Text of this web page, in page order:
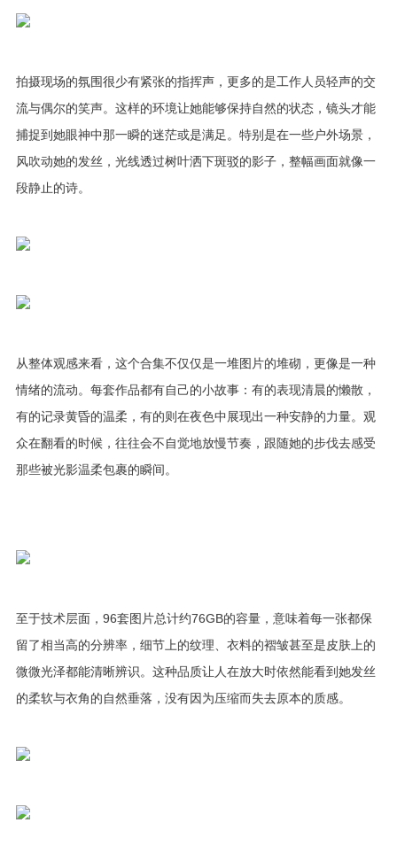
拍摄现场的氛围很少有紧张的指挥声，更多的是工作人员轻声的交
流与偶尔的笑声。这样的环境让她能够保持自然的状态，镜头才能
捕捉到她眼神中那一瞬的迷茫或是满足。特别是在一些户外场景，
风吹动她的发丝，光线透过树叶洒下斑驳的影子，整幅画面就像一
段静止的诗。
从整体观感来看，这个合集不仅仅是一堆图片的堆砌，更像是一种
情绪的流动。每套作品都有自己的小故事：有的表现清晨的懒散，
有的记录黄昏的温柔，有的则在夜色中展现出一种安静的力量。观
众在翻看的时候，往往会不自觉地放慢节奏，跟随她的步伐去感受
那些被光影温柔包裹的瞬间。
至于技术层面，96套图片总计约76GB的容量，意味着每一张都保
留了相当高的分辨率，细节上的纹理、衣料的褶皱甚至是皮肤上的
微微光泽都能清晰辨识。这种品质让人在放大时依然能看到她发丝
的柔软与衣角的自然垂落，没有因为压缩而失去原本的质感。